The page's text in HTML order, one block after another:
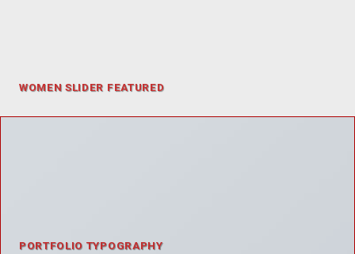
WOMEN SLIDER FEATURED
PORTFOLIO TYPOGRAPHY